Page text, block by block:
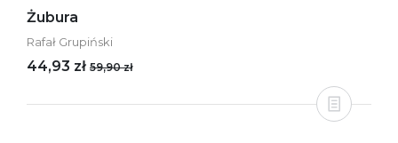
Żubura
Rafał Grupiński
44,93 zł 59,90 zł